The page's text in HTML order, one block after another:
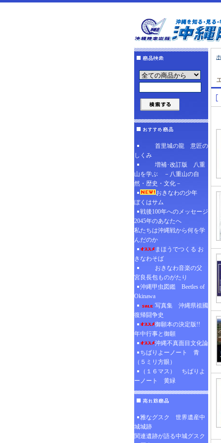
首里城の龍 意匠の
しくみ
増補･改訂版 八重
山を学ぶ －八重山の自
然・歴史・文化－
おきなわの少年
ぼくはサム
戦後100年へのメッセージ
2045年のあなたへ
私たちは沖縄戦から何を学
んだのか
まほうでつくる お
きなわそば
おきなわ音楽の父
宮良長包ものがたり
沖縄甲虫図鑑 Beetles of
Okinawa
写真集 沖縄県祖國
復帰闘争史
御願本の決定版!!
年中行事と御願
沖縄不真面目文化論
ちばりよーノート 青
（５ミリ方眼）
（１６マス） ちばりよ
ーノート 黄緑
雅なグスク 世界遺産中
城城跡
関連遺跡が語る中城グスク